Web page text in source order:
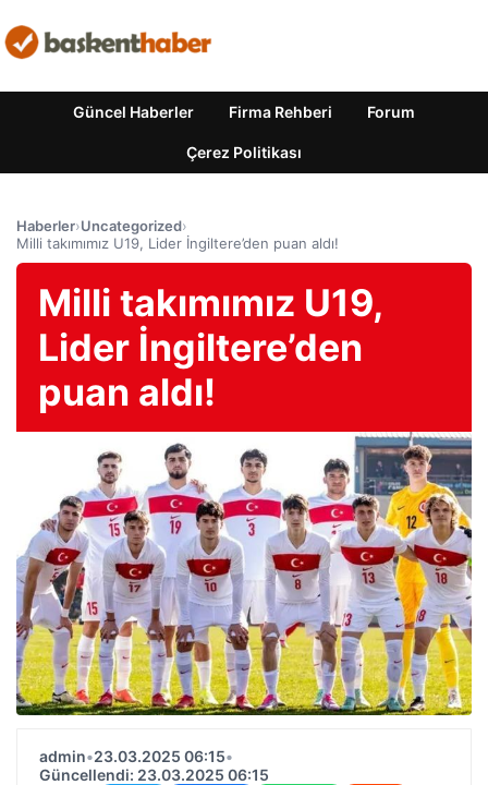
Güncel Haberler Firma Rehberi Forum
Çerez Politikası
Haberler›Uncategorized›
Milli takımımız U19, Lider İngiltere’den puan aldı!
Milli takımımız U19,
Lider İngiltere’den
puan aldı!
admin•23.03.2025 06:15•
Güncellendi: 23.03.2025 06:15